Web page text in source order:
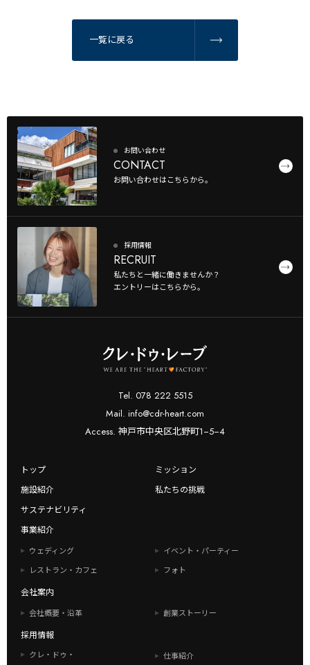
一覧に戻る
お問い合わせ
CONTACT
お問い合わせはこちらから。
採用情報
RECRUIT
私たちと一緒に働きませんか？
エントリーはこちらから。
Tel. 078 222 5515
Mail. info@cdr-heart.com
Access. 神戸市中央区北野町1−5−4
トップ
ミッション
施設紹介
私たちの挑戦
サステナビリティ
事業紹介
ウェディング
イベント・パーティー
レストラン・カフェ
フォト
会社案内
会社概要・沿革 創業ストーリー
採用情報
クレ・ドゥ・
仕事紹介